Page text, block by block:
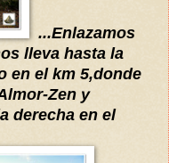
...Enlazamos
lleva hasta la
en el km 5,donde
Zen y
derecha en el